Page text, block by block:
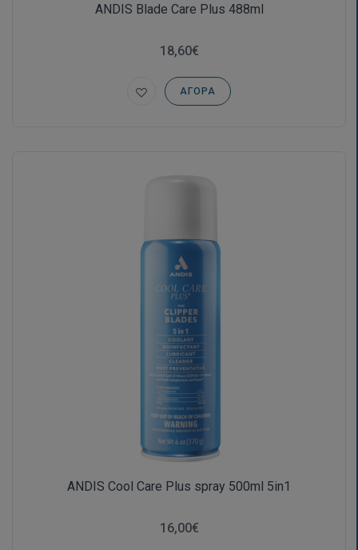
ANDIS Blade Care Plus 488ml
18,60€
ΑΓΟΡΆ
ANDIS Cool Care Plus spray 500ml 5in1
16,00€